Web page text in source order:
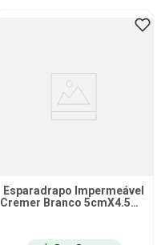
Esparadrapo Impermeável
Cremer Branco 5cmX4.5m -